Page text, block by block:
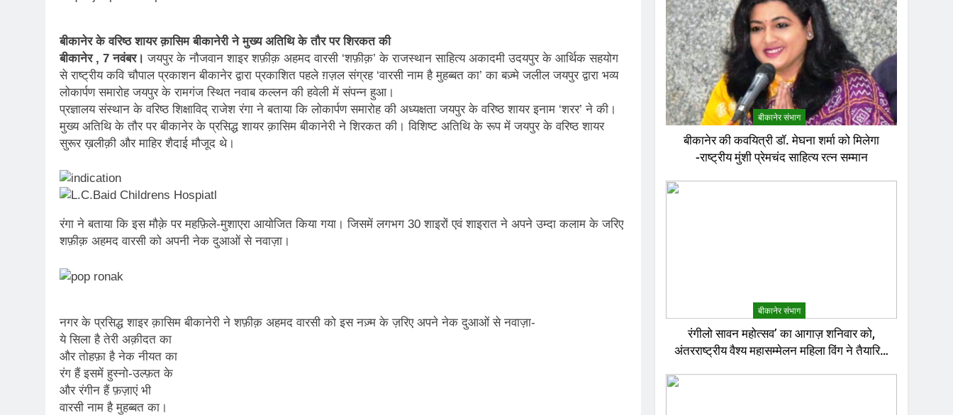
बीकानेर के वरिष्ठ शायर क़ासिम बीकानेरी ने मुख्य अतिथि के तौर पर शिरकत की
बीकानेर , 7 नवंबर। जयपुर के नौजवान शाइर शफ़ीक़ अहमद वारसी ‘शफ़ीक़’ के राजस्थान साहित्य अकादमी उदयपुर के आर्थिक सहयोग
से राष्ट्रीय कवि चौपाल प्रकाशन बीकानेर द्वारा प्रकाशित पहले ग़ज़ल संग्रह ‘वारसी नाम है मुहब्बत का’ का बज़्मे जलील जयपुर द्वारा भव्य
लोकार्पण समारोह जयपुर के रामगंज स्थित नवाब कल्लन की हवेली में संपन्न हुआ।
प्रज्ञालय संस्थान के वरिष्ठ शिक्षाविद् राजेश रंगा ने बताया कि लोकार्पण समारोह की अध्यक्षता जयपुर के वरिष्ठ शायर इनाम ‘शरर’ ने की।
मुख्य अतिथि के तौर पर बीकानेर के प्रसिद्ध शायर क़ासिम बीकानेरी ने शिरकत की। विशिष्ट अतिथि के रूप में जयपुर के वरिष्ठ शायर
सुरूर ख़लीक़ी और माहिर शैदाई मौजूद थे।
रंगा ने बताया कि इस मौक़े पर महफ़िले-मुशाएरा आयोजित किया गया। जिसमें लगभग 30 शाइरों एवं शाइरात ने अपने उम्दा कलाम के जरिए
शफ़ीक़ अहमद वारसी को अपनी नेक दुआओं से नवाज़ा।
नगर के प्रसिद्ध शाइर क़ासिम बीकानेरी ने शफ़ीक़ अहमद वारसी को इस नज़्म के ज़रिए अपने नेक दुआओं से नवाज़ा-
ये सिला है तेरी अक़ीदत का
और तोहफ़ा है नेक नीयत का
रंग हैं इसमें हुस्नो-उल्फ़त के
और रंगीन हैं फ़ज़ाएं भी
वारसी नाम है मुहब्बत का।
बीकानेर संभाग
बीकानेर की कवयित्री डॉ. मेघना शर्मा को मिलेगा
-राष्ट्रीय मुंशी प्रेमचंद साहित्य रत्न सम्मान
बीकानेर संभाग
रंगीलो सावन महोत्सव’ का आगाज़ शनिवार को,
अंतरराष्ट्रीय वैश्य महासम्मेलन महिला विंग ने तैयारियां